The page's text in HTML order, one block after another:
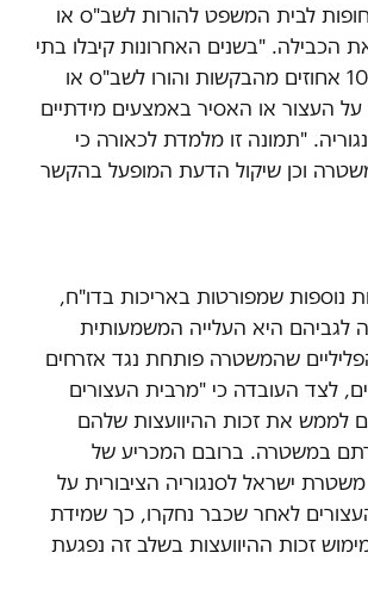
לבית המשפט להורות לשב"ס או
הכבילה. "בשנים האחרונות קיבלו בתי
המשפט כמעט 100 אחוזים מהבקשות והורו לשב"ס או
העצור או האסיר באמצעים מידתיים
"תמונה זו מלמדת לכאורה כי
וכן שיקול הדעת המופעל בהקשר
נוספות שמפורטות באריכות בדו"ח,
לגביהם היא העלייה המשמעותית
שהמשטרה פותחת נגד אזרחים
לצד העובדה כי "מרבית העצורים
לממש את זכות ההיוועצות שלהם
במשטרה. ברובם המכריע של
ישראל לסנגוריה הציבורית על
לאחר שכבר נחקרו, כך שמידת
זכות ההיוועצות בשלב זה נפגעת